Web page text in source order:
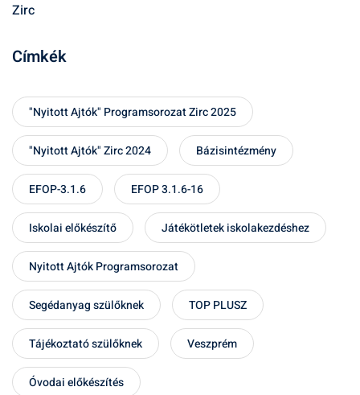
Zirc
Címkék
"Nyitott Ajtók" Programsorozat Zirc 2025
"Nyitott Ajtók" Zirc 2024 Bázisintézmény
EFOP-3.1.6 EFOP 3.1.6-16
Iskolai előkészítő Játékötletek iskolakezdéshez
Nyitott Ajtók Programsorozat
Segédanyag szülőknek TOP PLUSZ
Tájékoztató szülőknek Veszprém
Óvodai előkészítés